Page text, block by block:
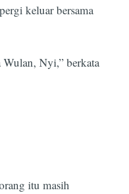
keluar bersama
Nyi,” berkata
itu masih